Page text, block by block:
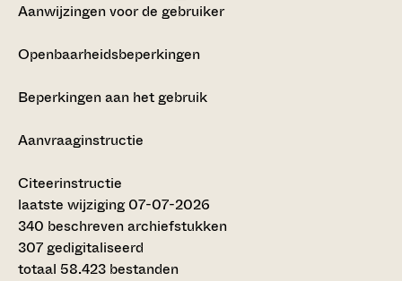
Aanwijzingen voor de gebruiker
Openbaarheidsbeperkingen
Beperkingen aan het gebruik
Aanvraaginstructie
Citeerinstructie
laatste wijziging 07-07-2026
340 beschreven archiefstukken
307 gedigitaliseerd
totaal 58.423 bestanden